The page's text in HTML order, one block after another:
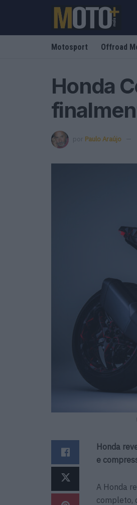
Motosport Offroad
Honda
por Paulo Araújo
Honda
e
A Honda
completo,